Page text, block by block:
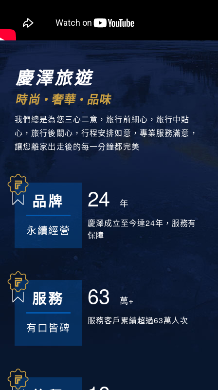
慶澤旅遊
時尚 奢華 品味
我們總是為您三心二意，旅行前細心，旅行中貼
心，旅行後關心，行程安排如意，專業服務滿意，
讓您離家出走後的每一分鐘都完美
24 年
慶澤成立至今達24年，服務有
保障
品牌
永續經營
63 萬+
服務客戶累績超過63萬人次
服務
有口皆碑